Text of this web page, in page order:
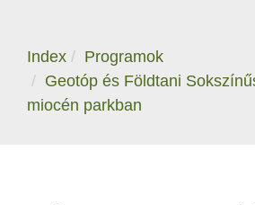
Index
Programok
Geotóp és Földtani
miocén parkban